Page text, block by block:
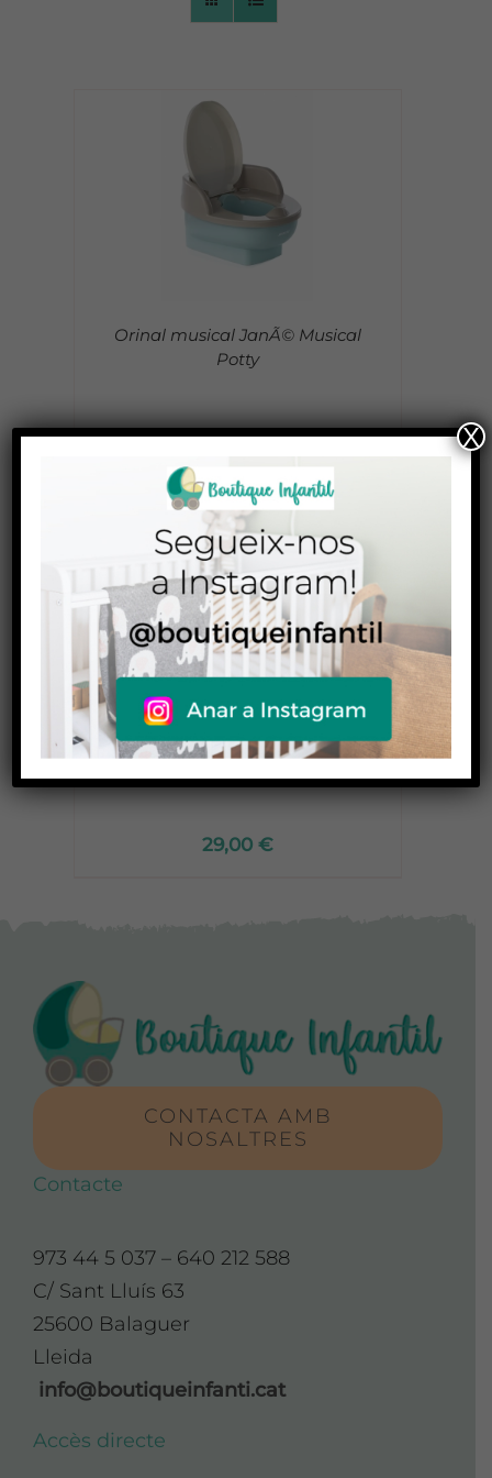
Orinal musical JanÃ© Musical
Potty
33,95€
Orinal Potty Play
29,00 €
CONTACTA AMB
NOSALTRES
Contacte
973 44 5 037 – 640 212 588
C/ Sant Lluís 63
25600 Balaguer
Lleida
info@boutiqueinfanti.cat
Accès directe
X